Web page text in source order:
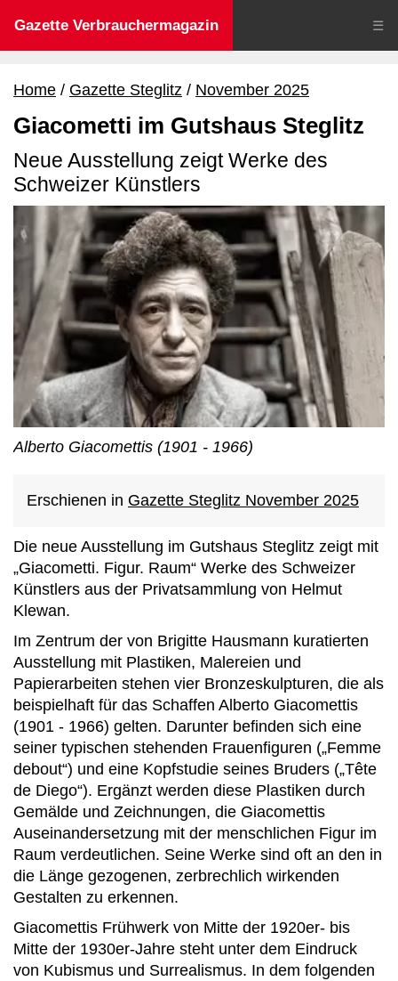
Gazette Verbrauchermagazin ☰
Home Gazette Steglitz November 2025
Giacometti im Gutshaus Steglitz
Neue Ausstellung zeigt Werke des
Schweizer Künstlers
Alberto Giacomettis (1901 - 1966)
Erschienen in Gazette Steglitz November 2025
Die neue Ausstellung im Gutshaus Steglitz zeigt mit
„Giacometti. Figur. Raum“ Werke des Schweizer
Künstlers aus der Privatsammlung von Helmut
Klewan.
Im Zentrum der von Brigitte Hausmann kuratierten
Ausstellung mit Plastiken, Malereien und
Papierarbeiten stehen vier Bronzeskulpturen, die als
beispielhaft für das Schaffen Alberto Giacomettis
(1901 - 1966) gelten. Darunter befinden sich eine
seiner typischen stehenden Frauenfiguren („Femme
debout“) und eine Kopfstudie seines Bruders („Tête
de Diego“). Ergänzt werden diese Plastiken durch
Gemälde und Zeichnungen, die Giacomettis
Auseinandersetzung mit der menschlichen Figur im
Raum verdeutlichen. Seine Werke sind oft an den in
die Länge gezogenen, zerbrechlich wirkenden
Gestalten zu erkennen.
Giacomettis Frühwerk von Mitte der 1920er- bis
Mitte der 1930er-Jahre steht unter dem Eindruck
von Kubismus und Surrealismus. In dem folgenden